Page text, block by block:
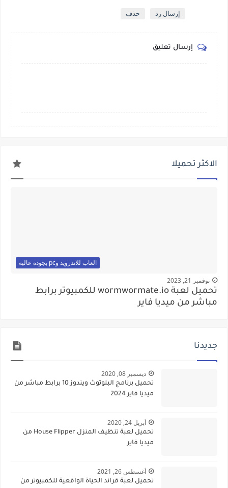
إرسال رد حذف
إرسال تعليق
الاكثر تحميلا
العاب للاندرويد وpc بجوده عاليه
نوفمبر 21, 2023
تحميل لعبة wormwormate.io للكمبيوتر برابط
مباشر من ميديا فاير
جديدنا
ديسمبر 08, 2020
تحميل برنامج البلوتوث ويندوز 10 برابط مباشر من
ميديا فاير 2024
أبريل 24, 2020
تحميل لعبة تنظيف المنزل House Flipper من
ميديا فاير
أغسطس 26, 2021
تحميل لعبة قراند الحياة الواقعية للكمبيوتر من